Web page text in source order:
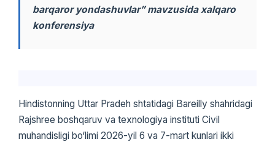
barqaror yondashuvlar” mavzusida xalqaro
konferensiya
Hindistonning Uttar Pradeh shtatidagi Bareilly shahridagi
Rajshree boshqaruv va texnologiya instituti Civil
muhandisligi bo‘limi 2026-yil 6 va 7-mart kunlari ikki